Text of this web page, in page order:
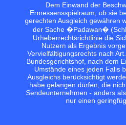
Dem Einwand der
Ermessensspielraum, ob sie
gerechten Ausgleich gewähren
der Sache �Padawan�
Urheberrechtsrichtlinie die
Nutzern als Ergebnis
Vervielfältigungsrechts nach
Bundesgerichtshof, nach dem
Umstände eines jeden Falls
Ausgleichs berücksichtigt
habe gelangen dürfen, die
Sendeunternehmen - anders
nur einen